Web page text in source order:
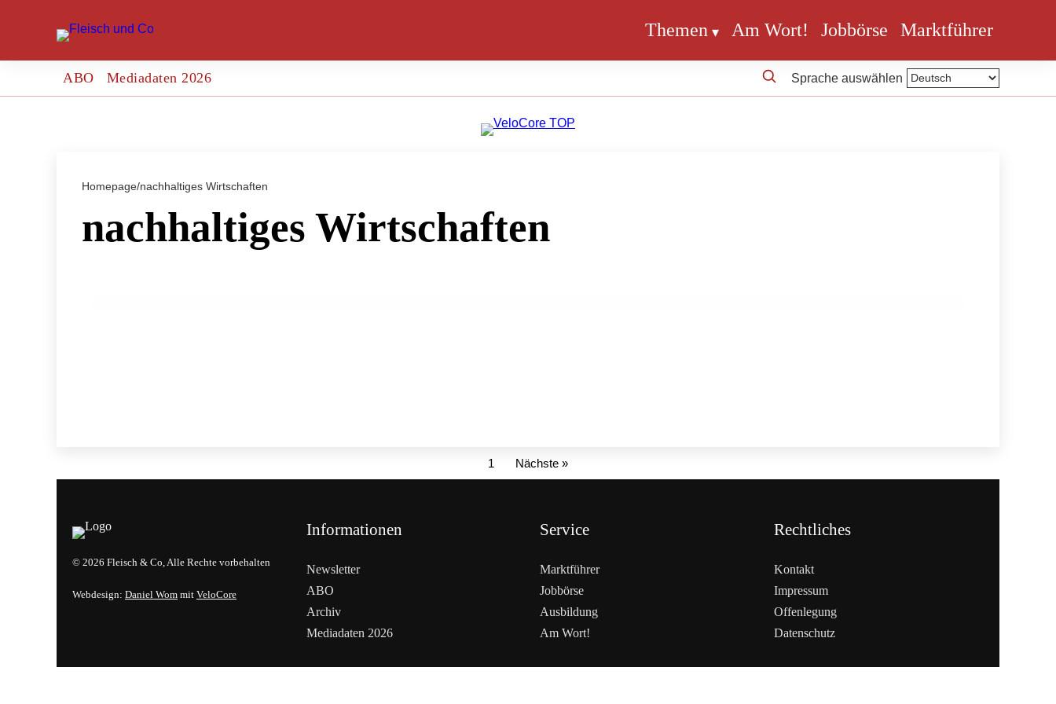
Themen Am Wort! Jobbörse Marktführer
ABO Mediadaten 2026 Sprache auswählen
Homepage/nachhaltiges Wirtschaften
nachhaltiges Wirtschaften
1 Nächste »
© 2026 Fleisch & Co, Alle Rechte vorbehalten
Webdesign: Daniel Wom mit VeloCore
Informationen
Newsletter
ABO
Archiv
Mediadaten 2026
Service
Marktführer
Jobbörse
Ausbildung
Am Wort!
Rechtliches
Kontakt
Impressum
Offenlegung
Datenschutz